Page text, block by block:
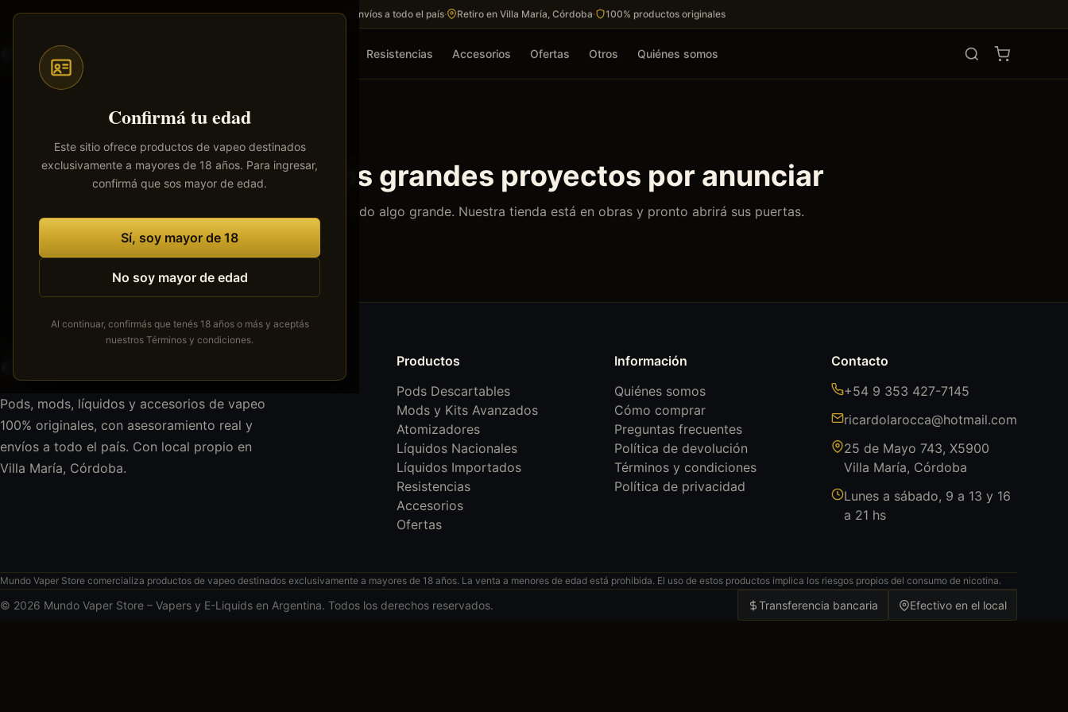
Confirmá tu edad
Este sitio ofrece productos de vapeo destinados
exclusivamente a mayores de 18 años. Para ingresar,
confirmá que sos mayor de edad.
Sí, soy mayor de 18
No soy mayor de edad
Al continuar, confirmás que tenés 18 años o más y aceptás
nuestros Términos y condiciones.
Saltar
contenido
principal
Envíos a todo el país· Retiro en Villa María, Córdoba· 100% productos originales
Todos Resistencias Accesorios Ofertas Otros Quiénes somos
Tenemos grandes proyectos por anunciar
Se está cocinando algo grande. Nuestra tienda está en obras y pronto abrirá sus puertas.
Pods, mods, líquidos y accesorios de vapeo
100% originales, con asesoramiento real y
envíos a todo el país. Con local propio en
Villa María, Córdoba.
Productos
Pods Descartables
Mods y Kits Avanzados
Atomizadores
Líquidos Nacionales
Líquidos Importados
Resistencias
Accesorios
Ofertas
Información
Quiénes somos
Cómo comprar
Preguntas frecuentes
Política de devolución
Términos y condiciones
Política de privacidad
Contacto
+54 9 353 427-7145
ricardolarocca@hotmail.com
25 de Mayo 743, X5900
Villa María, Córdoba
Lunes a sábado, 9 a 13 y 16
a 21 hs
Mundo Vaper Store comercializa productos de vapeo destinados exclusivamente a mayores de 18 años. La venta a menores de edad está prohibida. El uso de estos productos implica los riesgos propios del consumo de nicotina.
© 2026 Mundo Vaper Store – Vapers y E-Liquids en Argentina. Todos los derechos reservados. Transferencia bancaria Efectivo en el local